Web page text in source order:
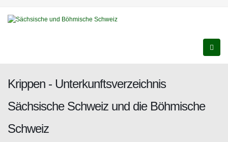
Krippen - Unterkunftsverzeichnis
Sächsische Schweiz und die Böhmische
Schweiz